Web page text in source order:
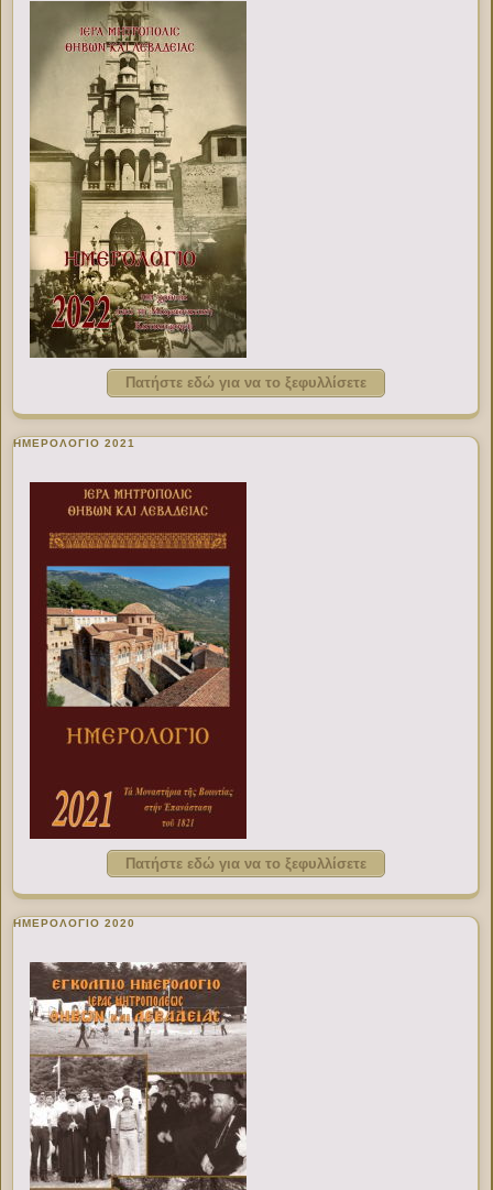
Πατήστε εδώ για να το ξεφυλλίσετε
ΗΜΕΡΟΛΟΓΙΟ 2021
Πατήστε εδώ για να το ξεφυλλίσετε
ΗΜΕΡΟΛΟΓΙΟ 2020